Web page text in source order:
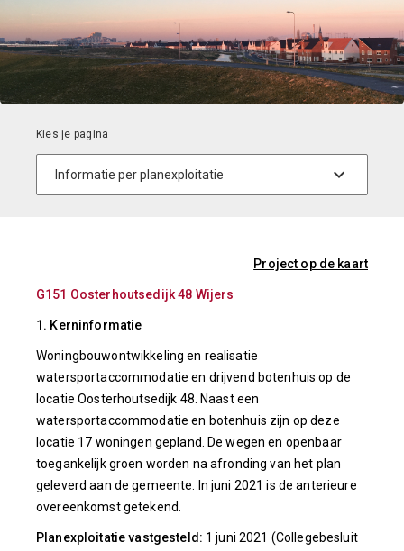
Project op de kaart
G151 Oosterhoutsedijk 48 Wijers
1. Kerninformatie
Woningbouwontwikkeling en realisatie
watersportaccommodatie en drijvend botenhuis op de
locatie Oosterhoutsedijk 48. Naast een
watersportaccommodatie en botenhuis zijn op deze
locatie 17 woningen gepland. De wegen en openbaar
toegankelijk groen worden na afronding van het plan
geleverd aan de gemeente. In juni 2021 is de anterieure
overeenkomst getekend.
Planexploitatie vastgesteld: 1 juni 2021 (Collegebesluit